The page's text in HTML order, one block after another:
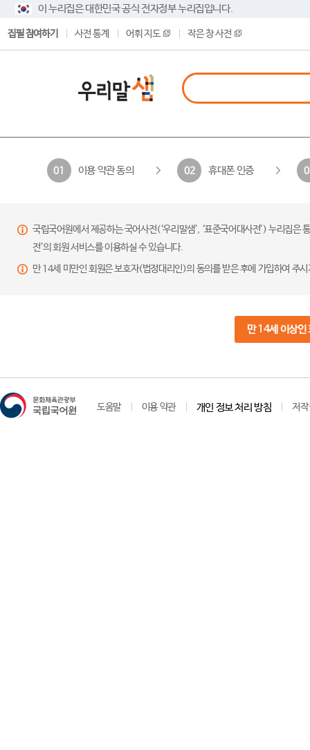
이 누리집은 대한민국 공식 전자정부 누리집입니다.
집필 참여하기 사전 통계 어휘 지도 작은 창 사전
01 이용 약관 동의 02 휴대폰 인증
국립국어원에서 제공하는 국어사전(‘우리말샘’, ‘표준국어대사전’) 누리집
전’의 회원 서비스를 이용하실 수 있습니다.
만 14세 미만인 회원은 보호자(법정대리인)의 동의를 받은 후에 가입하여 주
만 14세 이상인
도움말 이용 약관 개인 정보 처리 방침 저